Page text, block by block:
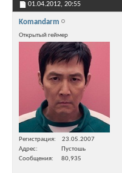
01.04.2012, 20:55
Komandarm
Открытый геймер
Регистрация
23.05.2007
Адрес
Пустошь
Сообщения
80,935